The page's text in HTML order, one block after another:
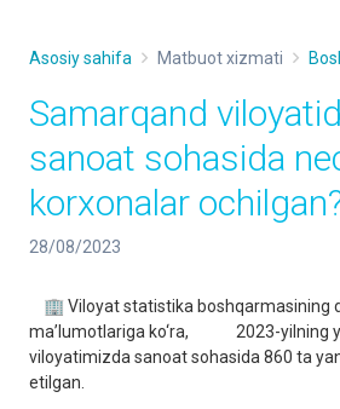
Asosiy sahifa Matbuot xizmati
Samarqand
sanoat sohasida
korxonalar
28/08/2023
🏢 Viloyat statistika boshqarmasining
ma’lumotlariga ko‘ra, 2023-yilning
viloyatimizda sanoat sohasida 860 ta
etilgan.